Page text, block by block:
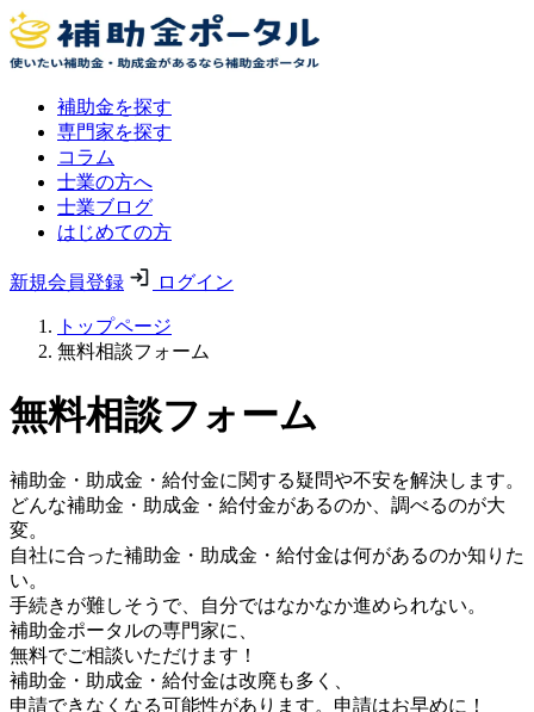
補助金を探す
専門家を探す
コラム
士業の方へ
士業ブログ
はじめての方
新規会員登録 ログイン
トップページ
無料相談フォーム
無料相談フォーム
補助金・助成金・給付金に関する疑問や不安を解決します。
どんな補助金・助成金・給付金があるのか、調べるのが大
変。
自社に合った補助金・助成金・給付金は何があるのか知りた
い。
手続きが難しそうで、自分ではなかなか進められない。
補助金ポータルの専門家に、
無料でご相談いただけます！
補助金・助成金・給付金は改廃も多く、
申請できなくなる可能性があります。申請はお早めに！